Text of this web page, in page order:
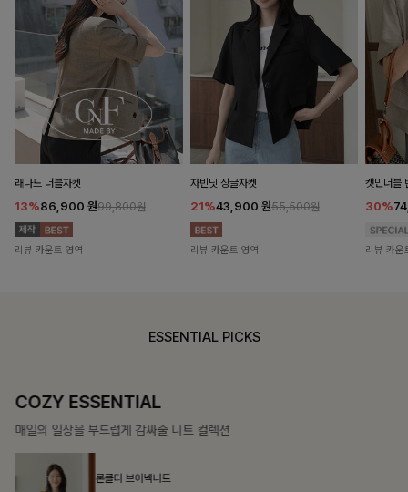
래나드 더블자켓
13%86,900 원99,800원
리뷰 카운트 영역
자빈닛 싱글자켓
21%43,900 원55,500원
리뷰 카운트 영역
캣민더블
30%
리뷰 카운
ESSENTIAL PICKS
COZY ESSENTIAL
매일의 일상을 부드럽게 감싸줄 니트 컬렉션
론클디 브이넥니트